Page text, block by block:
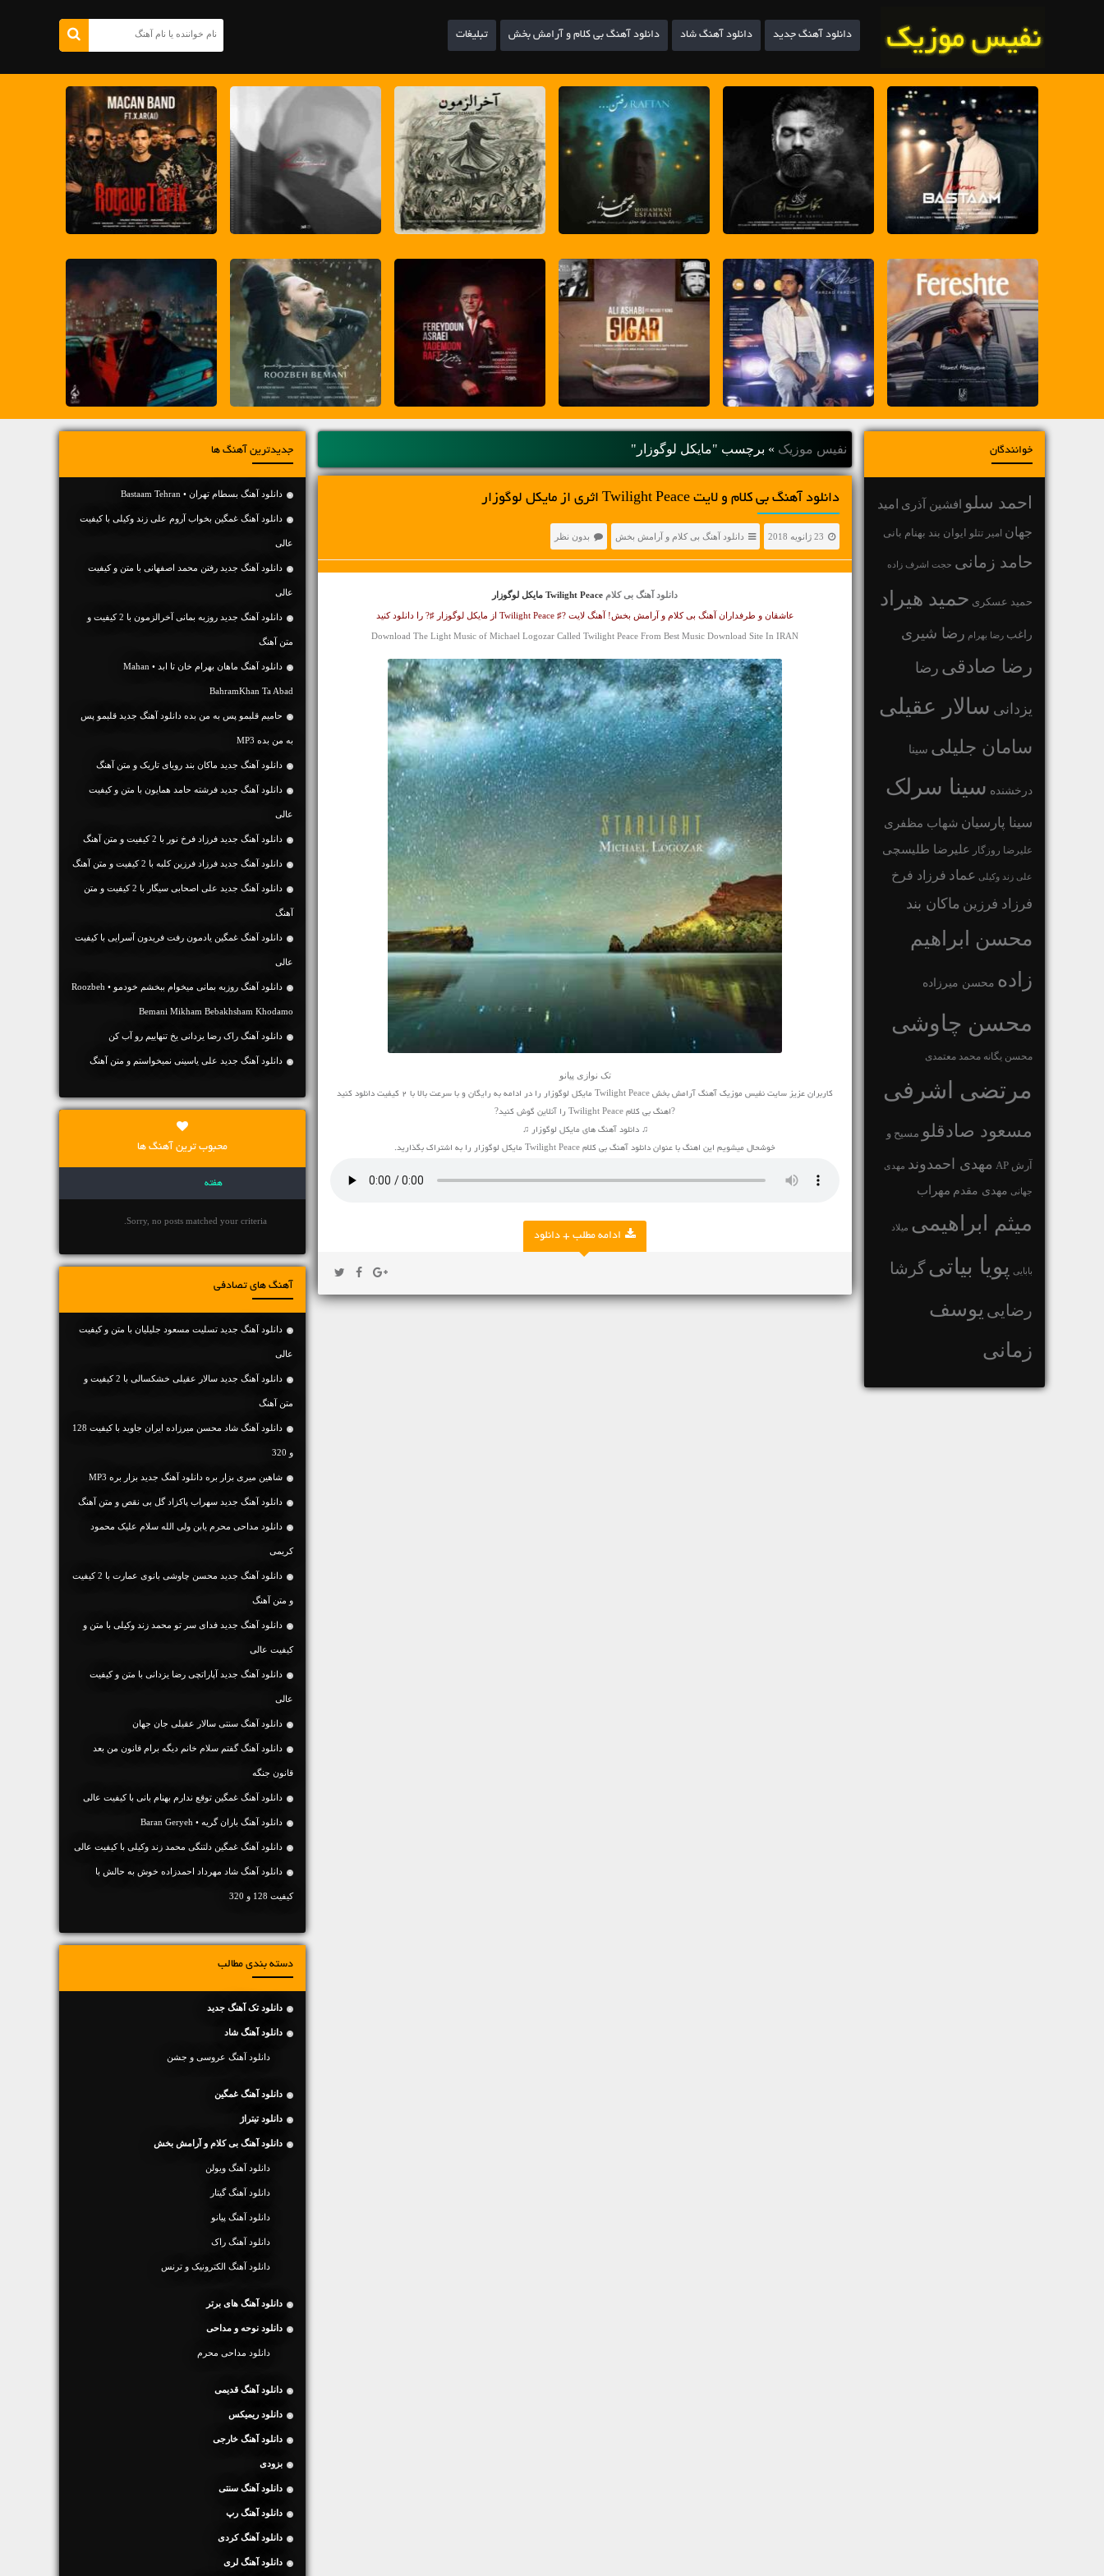
دانلود آهنگ جدید دانلود آهنگ شاد دانلود آهنگ بی کلام و آرامش بخش تبلیغات
خوانندگان
احمد سلو افشین آذری امید
جهان امیر تتلو ایوان بند بهنام بانی
حامد زمانی حجت اشرف زاده
حمید عسکری حمید هیراد
راغب رضا بهرام رضا شیری
رضا صادقی رضا
یزدانی سالار عقیلی
سامان جلیلی سینا
درخشنده سینا سرلک
سینا پارسیان شهاب مظفری
علیرضا روزگار علیرضا طلیسچی
علی زند وکیلی عماد فرزاد فرخ
فرزاد فرزین ماکان بند
محسن ابراهیم
زاده محسن میرزاده
محسن چاوشی
محسن یگانه محمد معتمدی
مرتضی اشرفی
مسعود صادقلو مسیح و
آرش AP مهدی احمدوند مهدی
جهانی مهدی مقدم مهراب
میثم ابراهیمی میلاد
بابایی پویا بیاتیگرشا
رضایی یوسف
زمانی
نفیس موزیک » برچسب "مایکل لوگوزار"
دانلود آهنگ بی کلام و لایت Twilight Peace اثری از مایکل لوگوزار
23 ژانویه 2018 دانلود آهنگ بی کلام و آرامش بخش بدون نظر
دانلود آهنگ بی کلام
عاشقان و طرفداران آهنگ بی کلام و آرامش بخش! آهنگ لایت ?♯ Twilight Peace از مایکل لوگوزار ♯? را دانلود کنید
Download The Light Music of Michael Logozar Called Twilight Peace From Best Music Download Site In IRAN
تک نوازی پیانو
کاربران عزیز سایت نفیس موزیک آهنگ آرامش بخش Twilight Peace مایکل لوگوزار را در ادامه به رایگان و با سرعت بالا با 2 کیفیت دانلود کنید
?اهنگ بی کلام Twilight Peace را آنلاین گوش کنید?
♫ دانلود آهنگ های مایکل لوگوزار ♫
خوشحال میشویم این اهنگ با عنوان دانلود آهنگ بی کلام Twilight Peace مایکل لوگوزار را به اشتراک بگذارید.
ادامه مطلب + دانلود
جدیدترین آهنگ ها
دانلود آهنگ بسطام تهران • Bastaam Tehran
دانلود آهنگ غمگین بخواب آروم علی زند وکیلی با کیفیت
عالی
دانلود آهنگ جديد رفتن محمد اصفهانی با متن و کیفیت
عالی
دانلود آهنگ جديد روزبه بمانی آخرالزمون با 2 کیفیت و
متن آهنگ
دانلود آهنگ ماهان بهرام خان تا ابد • Mahan
BahramKhan Ta Abad
حامیم قلبمو پس به من بده دانلود آهنگ جدید قلبمو پس
به من بده MP3
دانلود آهنگ جديد ماکان بند رویای تاریک و متن آهنگ
دانلود آهنگ جديد فرشته حامد همایون با متن و کیفیت
عالی
دانلود آهنگ جديد فرزاد فرخ نور با 2 کیفیت و متن آهنگ
دانلود آهنگ جديد فرزاد فرزین کلبه با 2 کیفیت و متن آهنگ
دانلود آهنگ جديد علی اصحابی سیگار با 2 کیفیت و متن
آهنگ
دانلود آهنگ غمگین یادمون رفت فریدون آسرایی با کیفیت
عالی
دانلود آهنگ روزبه بمانی میخوام ببخشم خودمو • Roozbeh
Bemani Mikham Bebakhsham Khodamo
دانلود آهنگ راک رضا یزدانی یخ تنهاییم رو آب کن
دانلود آهنگ جديد علی یاسینی نمیخواستم و متن آهنگ
محبوب ترین آهنگ ها
هفته
Sorry, no posts matched your criteria.
آهنگ های تصادفی
دانلود آهنگ جديد تسلیت مسعود جلیلیان با متن و کیفیت
عالی
دانلود آهنگ جديد سالار عقیلی خشکسالی با 2 کیفیت و
متن آهنگ
دانلود آهنگ شاد محسن میرزاده ایران جاوید با کیفیت 128
و 320
شاهین میری بزار بره دانلود آهنگ جدید بزار بره MP3
دانلود آهنگ جديد سهراب پاکزاد گل بی نقص و متن آهنگ
دانلود مداحی محرم یابن ولی الله سلام علیک محمود
کریمی
دانلود آهنگ جديد محسن چاوشی بانوی عمارت با 2 کیفیت
و متن آهنگ
دانلود آهنگ جديد فدای سر تو محمد زند وکیلی با متن و
کیفیت عالی
دانلود آهنگ جديد آپاراتچی رضا یزدانی با متن و کیفیت
عالی
دانلود آهنگ سنتی سالار عقیلی جان جهان
دانلود آهنگ گفتم سلام خانم دیگه برام قانون من بعد
قانون جنگه
دانلود آهنگ غمگین توقع ندارم بهنام بانی با کیفیت عالی
دانلود آهنگ باران گریه • Baran Geryeh
دانلود آهنگ غمگین دلتنگی محمد زند وکیلی با کیفیت عالی
دانلود آهنگ شاد مهرداد احمدزاده خوش به حالش با
کیفیت 128 و 320
دسته بندی مطالب
دانلود تک آهنگ جدید
دانلود آهنگ شاد
دانلود آهنگ عروسی و جشن
دانلود آهنگ غمگین
دانلود تیتراژ
دانلود آهنگ بی کلام و آرامش بخش
دانلود آهنگ ویولن
دانلود آهنگ گیتار
دانلود آهنگ پیانو
دانلود آهنگ راک
دانلود آهنگ الکترونیک و ترنس
دانلود آهنگ های برتر
دانلود نوحه و مداحی
دانلود مداحی محرم
دانلود آهنگ قدیمی
دانلود ریمیکس
دانلود آهنگ خارجی
بزودی
دانلود آهنگ سنتی
دانلود آهنگ رپ
دانلود آهنگ کردی
دانلود آهنگ لری